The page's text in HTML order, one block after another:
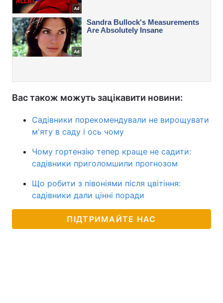
Вас також можуть зацікавити новини:
Садівники порекомендували не вирощувати
м'яту в саду і ось чому
Чому гортензію тепер краще не садити:
садівники приголомшили прогнозом
Що робити з півоніями після цвітіння:
садівники дали цінні поради
ПІДТРИМАЙТЕ НАС